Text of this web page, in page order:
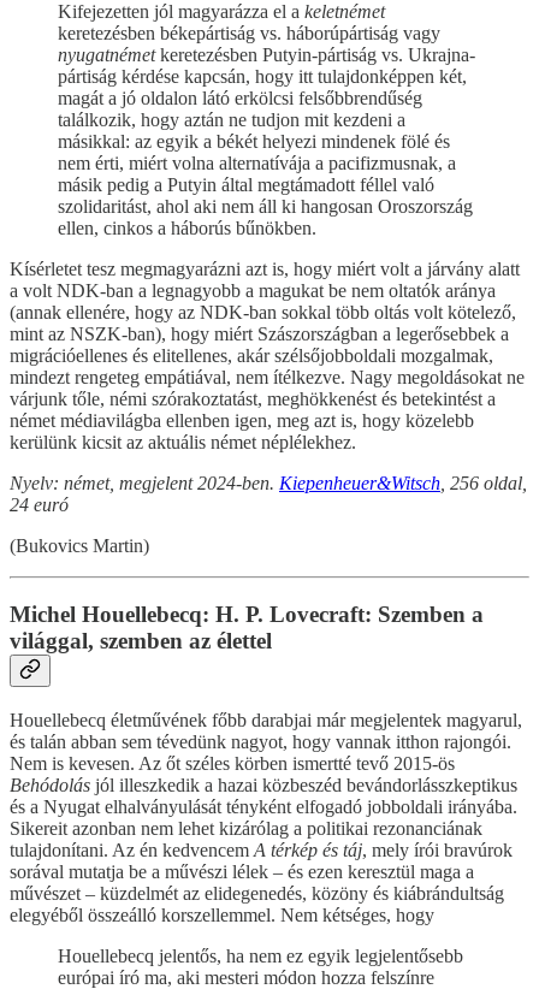
Kifejezetten jól magyarázza el a keletnémet
keretezésben békepártiság vs. háborúpártiság vagy
nyugatnémetkeretezésben Putyin-pártiság vs. Ukrajna-
pártiság kérdése kapcsán, hogy itt tulajdonképpen két,
magát a jó oldalon látó erkölcsi felsőbbrendűség
találkozik, hogy aztán ne tudjon mit kezdeni a
másikkal: az egyik a békét helyezi mindenek fölé és
nem érti, miért volna alternatívája a pacifizmusnak, a
másik pedig a Putyin által megtámadott féllel való
szolidaritást, ahol aki nem áll ki hangosan Oroszország
ellen, cinkos a háborús bűnökben.
Kísérletet tesz megmagyarázni azt is, hogy miért volt a járvány alatt
a volt NDK-ban a legnagyobb a magukat be nem oltatók aránya
(annak ellenére, hogy az NDK-ban sokkal több oltás volt kötelező,
mint az NSZK-ban), hogy miért Szászországban a legerősebbek a
migrációellenes és elitellenes, akár szélsőjobboldali mozgalmak,
mindezt rengeteg empátiával, nem ítélkezve. Nagy megoldásokat ne
várjunk tőle, némi szórakoztatást, meghökkenést és betekintést a
német médiavilágba ellenben igen, meg azt is, hogy közelebb
kerülünk kicsit az aktuális német néplélekhez.
Nyelv: német, megjelent 2024-ben. Kiepenheuer&Witsch, 256 oldal,
24 euró
(Bukovics Martin)
Michel Houellebecq: H. P. Lovecraft: Szemben a
világgal, szemben az élettel
Houellebecq életművének főbb darabjai már megjelentek magyarul,
és talán abban sem tévedünk nagyot, hogy vannak itthon rajongói.
Nem is kevesen. Az őt széles körben ismertté tevő 2015-ös
Behódolás jól illeszkedik a hazai közbeszéd bevándorlásszkeptikus
és a Nyugat elhalványulását tényként elfogadó jobboldali irányába.
Sikereit azonban nem lehet kizárólag a politikai rezonanciának
tulajdonítani. Az én kedvencem A térkép és táj, mely írói bravúrok
sorával mutatja be a művészi lélek – és ezen keresztül maga a
művészet – küzdelmét az elidegenedés, közöny és kiábrándultság
elegyéből összeálló korszellemmel. Nem kétséges, hogy
Houellebecq jelentős, ha nem ez egyik legjelentősebb
európai író ma, aki mesteri módon hozza felszínre